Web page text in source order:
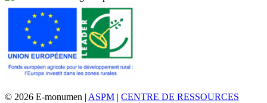
© 2026 E-monumen | ASPM | CENTRE DE RESSOURCES